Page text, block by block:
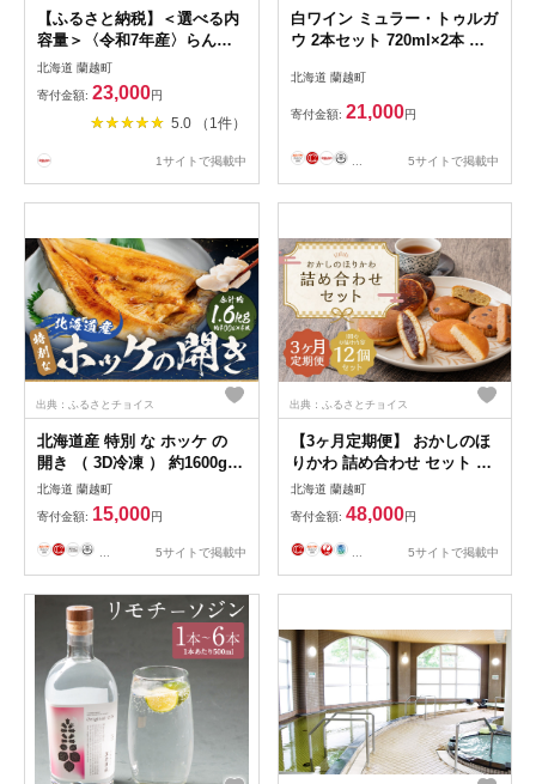
【ふるさと納税】＜選べる内
容量＞〈令和7年産〉らんこ
し米食べくらべセット ななつ
ぼし ゆめぴりか 4kg/10kg 各
2kg 各5kg 食べ比べ セット
お米 白米 精米 らんこし米 令
【2025年10月下旬～2026年9
北海道 蘭越町
寄付金額: 23,000円
5.0 （1件）
1サイトで掲載中
白ワイン ミュラー・トゥルガ
ウ 2本セット 720ml×2本 合
北海道 蘭越町
寄付金額: 21,000円
5サイトで掲載中
出典：ふるさとチョイス
北海道産 特別 な ホッケ の
開き （ 3D冷凍 ） 約1600g
一夜干し 魚 焼き魚 脂 干物
ひもの 魚料理 和食 酒の肴 グ
ルメ つまみ おつまみ 北海道
蘭越町
北海道 蘭越町
寄付金額: 15,000円
5サイトで掲載中
出典：ふるさとチョイス
【3ヶ月定期便】 おかしのほ
りかわ 詰め合わせ セット 計
12個 （ニセコ雪饅 ･ どらや
き 各5個、フィナンシェ 3種
2個 （プレーン ・ 抹茶 ・ コ
コア） ） まんじゅう 饅頭 菓
お茶菓子 スイーツ 和洋菓子
ぼし 大福豆 北海道 蘭越町 常
温
北海道 蘭越町
寄付金額: 48,000円
5サイトで掲載中